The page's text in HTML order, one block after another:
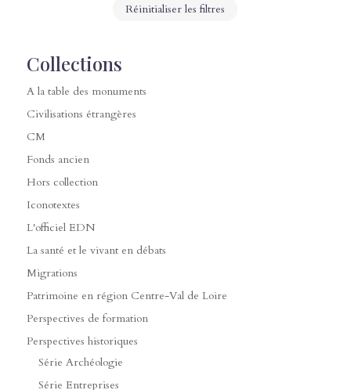
Réinitialiser les filtres
Collections
A la table des monuments
Civilisations étrangères
CM
Fonds ancien
Hors collection
Iconotextes
L'officiel EDN
La santé et le vivant en débats
Migrations
Patrimoine en région Centre-Val de Loire
Perspectives de formation
Perspectives historiques
Série Archéologie
Série Entreprises